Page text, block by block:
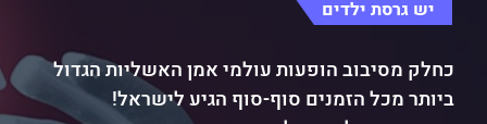
יש גרסת ילדים
כחלק מסיבוב הופעות עולמי אמן האשליות הגדול
ביותר מכל הזמנים סוף-סוף הגיע לישראל!